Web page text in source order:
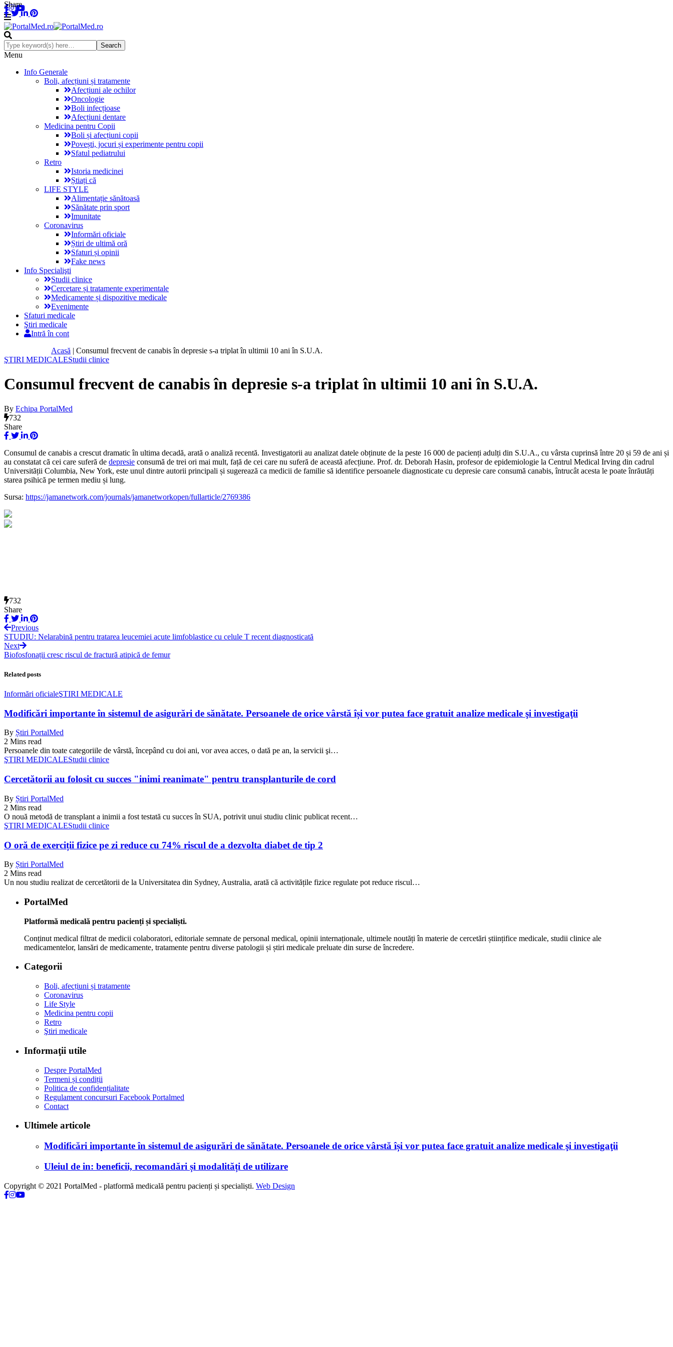
Menu
Info Generale
Boli, afecțiuni și tratamente
Afecțiuni ale ochilor
Oncologie
Boli infecțioase
Afecțiuni dentare
Medicina pentru Copii
Boli și afecțiuni copii
Povești, jocuri și experimente pentru copii
Sfatul pediatrului
Retro
Istoria medicinei
Știați că
LIFE STYLE
Alimentație sănătoasă
Sănătate prin sport
Imunitate
Coronavirus
Informări oficiale
Știri de ultimă oră
Sfaturi și opinii
Fake news
Info Specialişti
Studii clinice
Cercetare și tratamente experimentale
Medicamente și dispozitive medicale
Evenimente
Sfaturi medicale
Ştiri medicale
Intră în cont
Acasă | Consumul frecvent de canabis în depresie s-a triplat în ultimii 10 ani în S.U.A.
ŞTIRI MEDICALEStudii clinice
Consumul frecvent de canabis în depresie s-a triplat în ultimii 10 ani în S.U.A.
By Echipa PortalMed
732
Share
Consumul de canabis a crescut dramatic în ultima decadă, arată o analiză recentă. Investigatorii au analizat datele obținute de la peste 16 000 de pacienți adulți din S.U.A., cu vârsta cuprinsă între 20 și 59 de ani și
au constatat că cei care suferă de depresie consumă de trei ori mai mult, față de cei care nu suferă de această afecțiune. Prof. dr. Deborah Hasin, profesor de epidemiologie la Centrul Medical Irving din cadrul
Universității Columbia, New York, este unul dintre autorii principali și sugerează ca medicii de familie să identifice persoanele diagnosticate cu depresie care consumă canabis, întrucât acesta le poate înrăutăți
starea psihică pe termen mediu și lung.
Sursa: https://jamanetwork.com/journals/jamanetworkopen/fullarticle/2769386
Share
732
Share
Previous
STUDIU: Nelarabină pentru tratarea leucemiei acute limfoblastice cu celule T recent diagnosticată
Next
Biofosfonații cresc riscul de fractură atipică de femur
Related posts
Informări oficialeŞTIRI MEDICALE
Modificări importante în sistemul de asigurări de sănătate. Persoanele de orice vârstă își vor putea face gratuit analize medicale şi investigaţii
By Știri PortalMed
2 Mins read
Persoanele din toate categoriile de vârstă, începând cu doi ani, vor avea acces, o dată pe an, la servicii şi…
ŞTIRI MEDICALEStudii clinice
Cercetătorii au folosit cu succes "inimi reanimate" pentru transplanturile de cord
By Știri PortalMed
2 Mins read
O nouă metodă de transplant a inimii a fost testată cu succes în SUA, potrivit unui studiu clinic publicat recent…
ŞTIRI MEDICALEStudii clinice
O oră de exerciții fizice pe zi reduce cu 74% riscul de a dezvolta diabet de tip 2
By Știri PortalMed
2 Mins read
Un nou studiu realizat de cercetătorii de la Universitatea din Sydney, Australia, arată că activitățile fizice regulate pot reduce riscul…
PortalMed
Platformă medicală pentru pacienți și specialiști.
Conținut medical filtrat de medicii colaboratori, editoriale semnate de personal medical, opinii internaționale, ultimele noutăți în materie de cercetări științifice medicale, studii clinice ale
medicamentelor, lansări de medicamente, tratamente pentru diverse patologii și știri medicale preluate din surse de încredere.
Categorii
Boli, afecțiuni și tratamente
Coronavirus
Life Style
Medicina pentru copii
Retro
Ştiri medicale
Informaţii utile
Despre PortalMed
Termeni și condiții
Politica de confidențialitate
Regulament concursuri Facebook Portalmed
Contact
Ultimele articole
Modificări importante în sistemul de asigurări de sănătate. Persoanele de orice vârstă își vor putea face gratuit analize medicale şi investigaţii
Uleiul de in: beneficii, recomandări și modalități de utilizare
Copyright © 2021 PortalMed - platformă medicală pentru pacienți și specialiști. Web Design